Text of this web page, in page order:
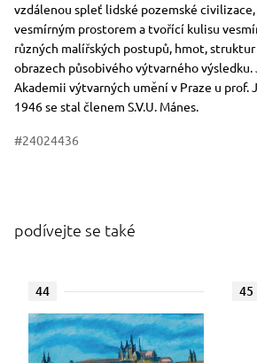
vzdálenou spleť lidské pozemské
vesmírným prostorem a tvořící kulisu
různých malířských postupů, hmot,
obrazech působivého výtvarného výsledku.
Akademii výtvarných umění v Praze u prof.
1946 se stal členem S.V.U. Mánes.
#24024436
podívejte se také
44 45